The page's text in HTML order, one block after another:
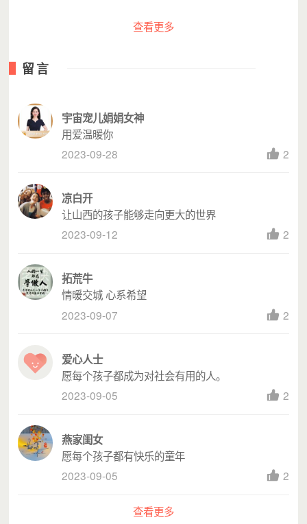
查看更多
留言
宇宙宠儿娟娟女神
用爱温暖你
2023-09-28
2
凉白开
让山西的孩子能够走向更大的世界
2023-09-12
2
拓荒牛
情暖交城 心系希望
2023-09-07
2
爱心人士
愿每个孩子都成为对社会有用的人。
2023-09-05
2
燕家闺女
愿每个孩子都有快乐的童年
2023-09-05
2
查看更多